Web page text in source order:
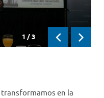
1 /3
PreviousNext
transformamos en la